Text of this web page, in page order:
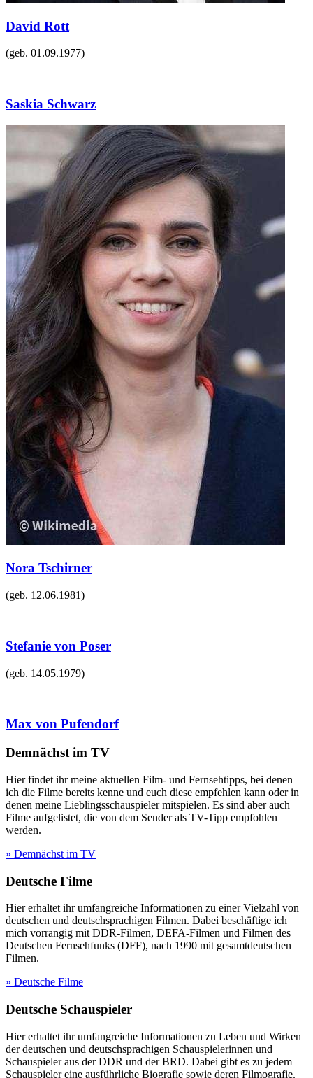
David Rott
(geb. 01.09.1977)
Saskia Schwarz
Nora Tschirner
(geb. 12.06.1981)
Stefanie von Poser
(geb. 14.05.1979)
Max von Pufendorf
Demnächst im TV
Hier findet ihr meine aktuellen Film- und Fernsehtipps, bei denen
ich die Filme bereits kenne und euch diese empfehlen kann oder in
denen meine Lieblingsschauspieler mitspielen. Es sind aber auch
Filme aufgelistet, die von dem Sender als TV-Tipp empfohlen
werden.
» Demnächst im TV
Deutsche Filme
Hier erhaltet ihr umfangreiche Informationen zu einer Vielzahl von
deutschen und deutschsprachigen Filmen. Dabei beschäftige ich
mich vorrangig mit DDR-Filmen, DEFA-Filmen und Filmen des
Deutschen Fernsehfunks (DFF), nach 1990 mit gesamtdeutschen
Filmen.
» Deutsche Filme
Deutsche Schauspieler
Hier erhaltet ihr umfangreiche Informationen zu Leben und Wirken
der deutschen und deutschsprachigen Schauspielerinnen und
Schauspieler aus der DDR und der BRD. Dabei gibt es zu jedem
Schauspieler eine ausführliche Biografie sowie deren Filmografie.